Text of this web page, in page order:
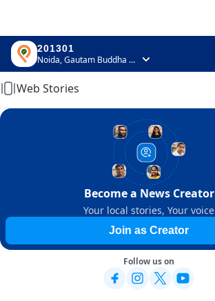
201301
Noida, Gautam Buddha Nagar, Uttar Pradesh
Home
Web Stories
Become a News Creator
Your local stories, Your voice
Join as Creator
Follow us on